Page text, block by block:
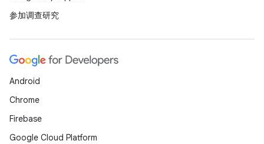
参加调查研究
Android
Chrome
Firebase
Google Cloud Platform